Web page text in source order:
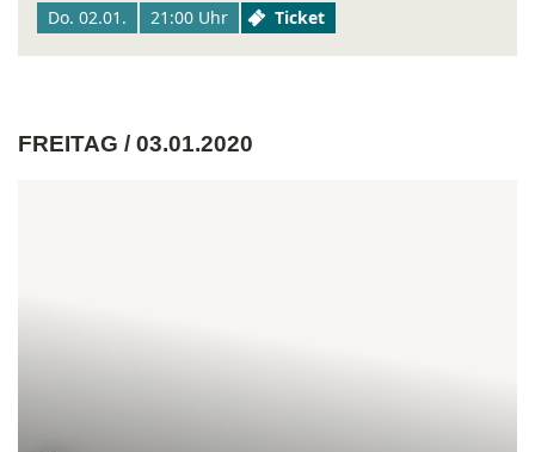
Do. 02.01. 21:00 Uhr Ticket
FREITAG / 03.01.2020